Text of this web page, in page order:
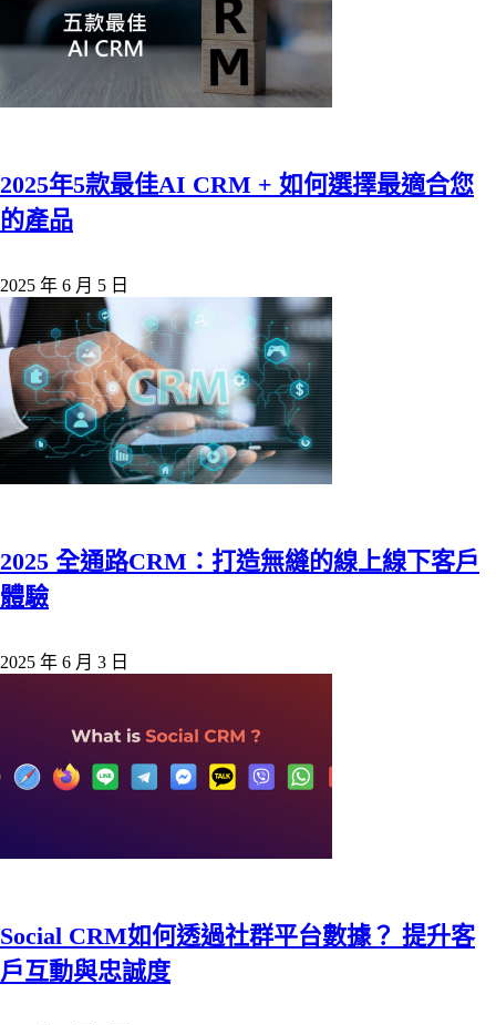
2025年5款最佳AI CRM + 如何選擇最適合您
的產品
2025 年 6 月 5 日
2025 全通路CRM：打造無縫的線上線下客戶
體驗
2025 年 6 月 3 日
Social CRM如何透過社群平台數據？ 提升客
戶互動與忠誠度